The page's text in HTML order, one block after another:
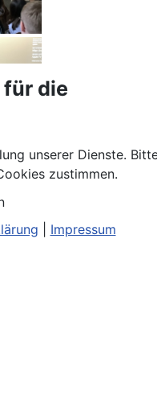
die
unserer Dienste.
zustimmen.
Impressum